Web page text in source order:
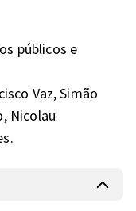
públicos e
Vaz, Simão
Nicolau